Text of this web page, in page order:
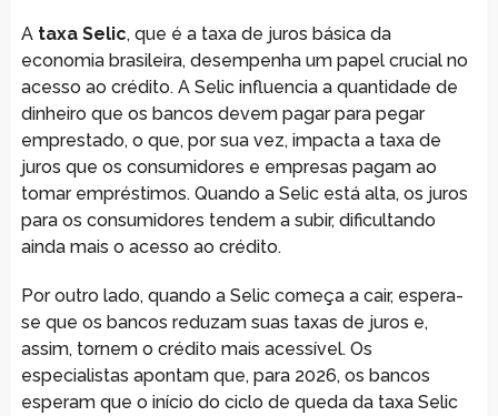
A taxa Selic, que é a taxa de juros básica da
economia brasileira, desempenha um papel crucial no
acesso ao crédito. A Selic influencia a quantidade de
dinheiro que os bancos devem pagar para pegar
emprestado, o que, por sua vez, impacta a taxa de
juros que os consumidores e empresas pagam ao
tomar empréstimos. Quando a Selic está alta, os juros
para os consumidores tendem a subir, dificultando
ainda mais o acesso ao crédito.
Por outro lado, quando a Selic começa a cair, espera-
se que os bancos reduzam suas taxas de juros e,
assim, tornem o crédito mais acessível. Os
especialistas apontam que, para 2026, os bancos
esperam que o início do ciclo de queda da taxa Selic